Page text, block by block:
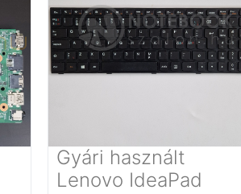
Gyári használt
Lenovo IdeaPad